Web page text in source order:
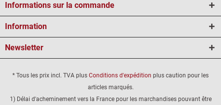
Informations sur la commande
Information
Newsletter
* Tous les prix incl. TVA plus Conditions d'expédition plus caution pour les
articles marqués.
1) Délai d'acheminement vers la France pour les marchandises pouvant être